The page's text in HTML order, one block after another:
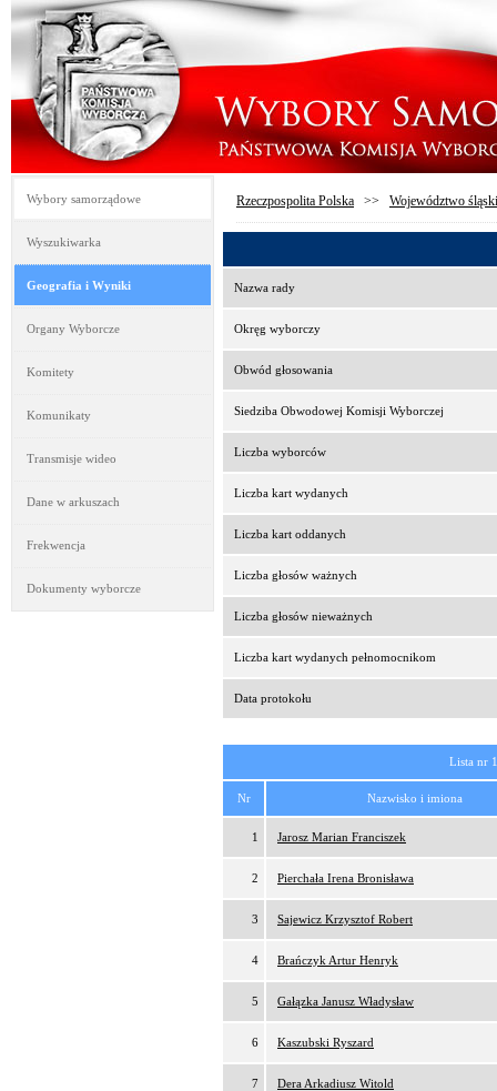
Wybory samorządowe
Wyszukiwarka
Geografia i Wyniki
Organy Wyborcze
Komitety
Komunikaty
Transmisje wideo
Dane w arkuszach
Frekwencja
Dokumenty wyborcze
Rzeczpospolita Polska >> Województwo
Nazwa rady
Okręg wyborczy
Obwód głosowania
Siedziba Obwodowej Komisji Wyborczej
Liczba wyborców
Liczba kart wydanych
Liczba kart oddanych
Liczba głosów ważnych
Liczba głosów nieważnych
Liczba kart wydanych pełnomocnikom
Data protokołu
Lista nr
Nr Nazwisko i imiona
1 Jarosz Marian Franciszek
2 Pierchała Irena Bronisława
3 Sajewicz Krzysztof Robert
4 Brańczyk Artur Henryk
5 Gałązka Janusz Władysław
6 Kaszubski Ryszard
7 Dera Arkadiusz Witold